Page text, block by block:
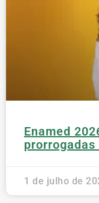
Enamed
1 de julho de